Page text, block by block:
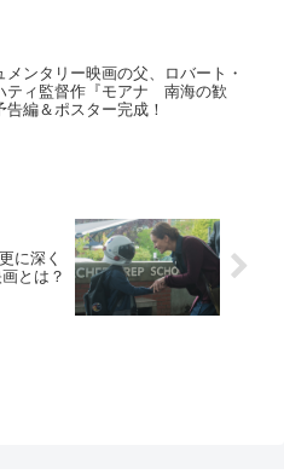
メンタリー映画の父、ロバート・
ティ監督作『モアナ 南海の歓
告編＆ポスター完成！
に深く
とは？